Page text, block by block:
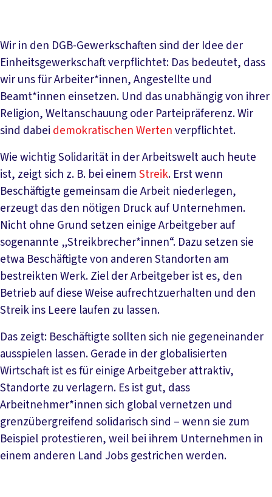
Wir in den DGB-Gewerkschaften sind der Idee der
Einheitsgewerkschaft verpflichtet: Das bedeutet, dass
wir uns für Arbeiter*innen, Angestellte und
Beamt*innen einsetzen. Und das unabhängig von ihrer
Religion, Weltanschauung oder Parteipräferenz. Wir
sind dabei demokratischen Wertenverpflichtet.
Wie wichtig Solidarität in der Arbeitswelt auch heute
ist, zeigt sich z. B. bei einemStreik. Erst wenn
Beschäftigte gemeinsam die Arbeit niederlegen,
erzeugt das den nötigen Druck auf Unternehmen.
Nicht ohne Grund setzen einige Arbeitgeber auf
sogenannte „Streikbrecher*innen“. Dazu setzen sie
etwa Beschäftigte von anderen Standorten am
bestreikten Werk. Ziel der Arbeitgeber ist es, den
Betrieb auf diese Weise aufrechtzuerhalten und den
Streik ins Leere laufen zu lassen.
Das zeigt: Beschäftigte sollten sich nie gegeneinander
ausspielen lassen. Gerade in der globalisierten
Wirtschaft ist es für einige Arbeitgeber attraktiv,
Standorte zu verlagern. Es ist gut, dass
Arbeitnehmer*innen sich global vernetzen und
grenzübergreifend solidarisch sind – wenn sie zum
Beispiel protestieren, weil bei ihrem Unternehmen in
einem anderen Land Jobs gestrichen werden.